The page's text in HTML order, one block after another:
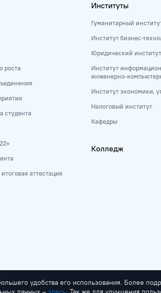
роста
студента
аттестация
Институты
Гуманитарный
Институт бизнес-
Юридический институт
Институт
инженерно-
Институт экономики,
Налоговый институт
Кафедры
Колледж
удобства его использования. Более